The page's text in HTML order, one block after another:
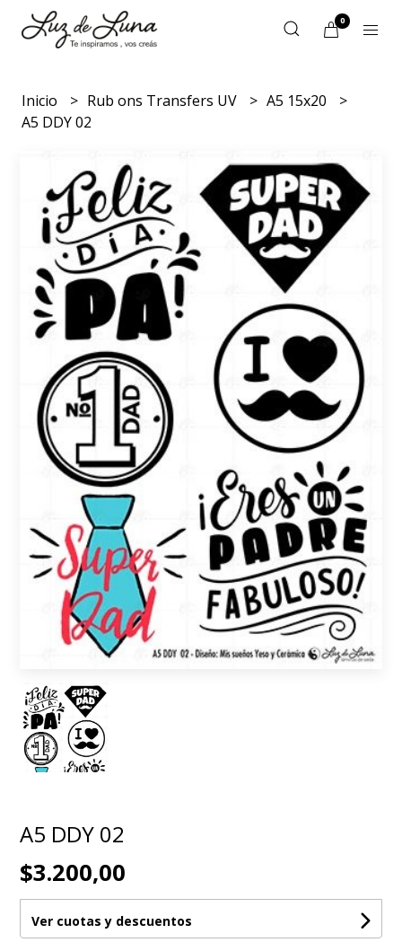
0
Inicio Rub ons Transfers UV
A5 15x20
A5 DDY 02
A5 DDY 02
$3.200,00
Ver cuotas y descuentos